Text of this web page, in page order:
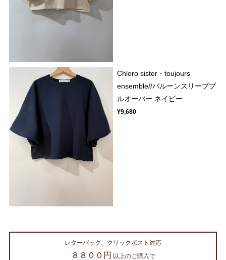
Chloro sister・toujours
ensemble//バルーンスリーブプ
ルオーバー ネイビー
¥9,680
レターパック、クリックポスト対応
８８００円 以上のご購入で